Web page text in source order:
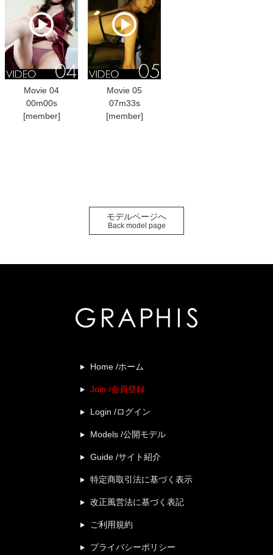
Movie 04
00m00s
[member]
Movie 05
07m33s
[member]
モデルページへ
Back model page
Home /ホーム
Join /会員登録
Login /ログイン
Models /公開モデル
Guide /サイト紹介
特定商取引法に基づく表示
改正風営法に基づく表記
ご利用規約
プライバシーポリシー